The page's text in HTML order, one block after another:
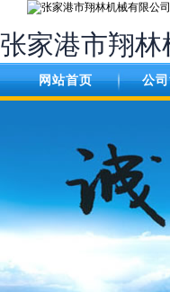
张家港市翔林
网站首页 公